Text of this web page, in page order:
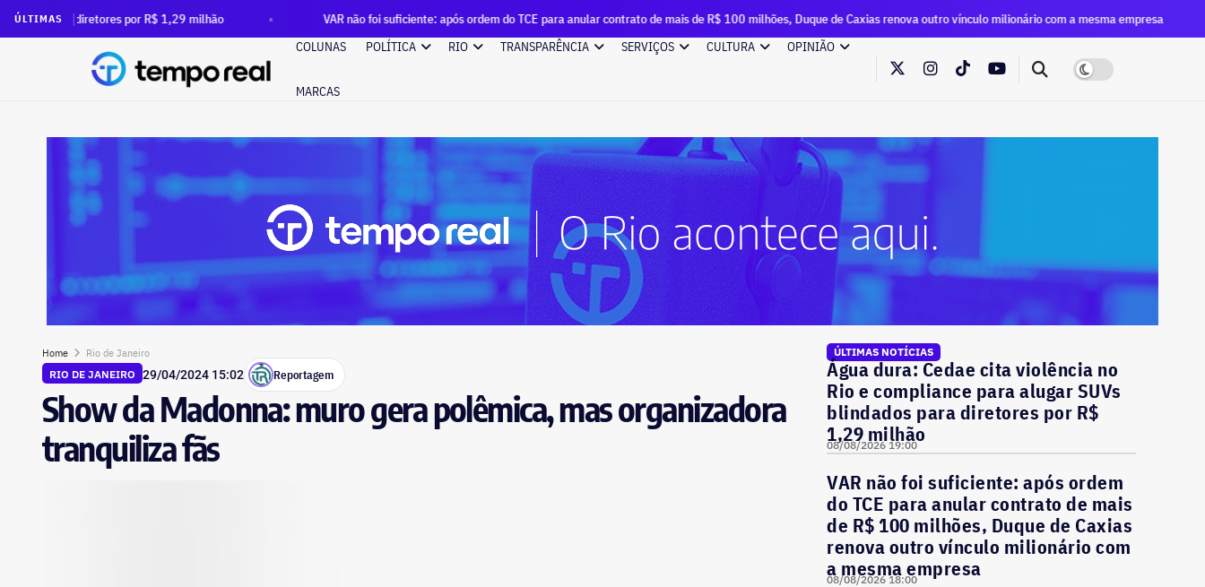
ÚLTIMAS
por R$ 1,29 milhão VAR não foi suficiente: após ordem do TCE para anular contrato de mais de R$ 100 milhões, Duque de Caxias renova outro vínculo milionário com a mesma empresa
Eleições
COLUNAS
POLÍTICA RIO TRANSPARÊNCIA SERVIÇOS CULTURA OPINIÃO
MARCAS
Home
Rio de Janeiro
RIO DE JANEIRO 29/04/2024 15:02 Reportagem
Show da Madonna: muro gera polêmica, mas organizadora
tranquiliza fãs
ÚLTIMAS NOTÍCIAS
Água dura: Cedae cita violência no
Rio e compliance para alugar SUVs
blindados para diretores por R$
1,29 milhão
08/08/2026 19:00
VAR não foi suficiente: após ordem
do TCE para anular contrato de mais
de R$ 100 milhões, Duque de Caxias
renova outro vínculo milionário com
a mesma empresa
08/08/2026 18:00